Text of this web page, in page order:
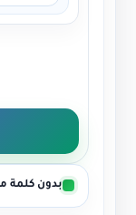
تسليم
بدون كلمة